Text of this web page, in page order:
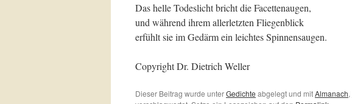
Das helle Todeslicht bricht die Facettenaugen,
und während ihrem allerletzten Fliegenblick
erfühlt sie im Gedärm ein leichtes Spinnensaugen.
Copyright Dr. Dietrich Weller
Dieser Beitrag wurde unterGedichte abgelegt und mitAlmanach,